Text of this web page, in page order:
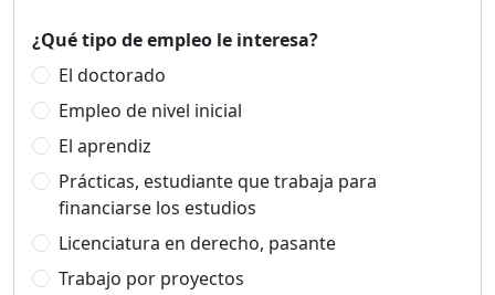
¿Qué tipo de empleo le interesa?
El doctorado
Empleo de nivel inicial
El aprendiz
Prácticas, estudiante que trabaja para
financiarse los estudios
Licenciatura en derecho, pasante
Trabajo por proyectos